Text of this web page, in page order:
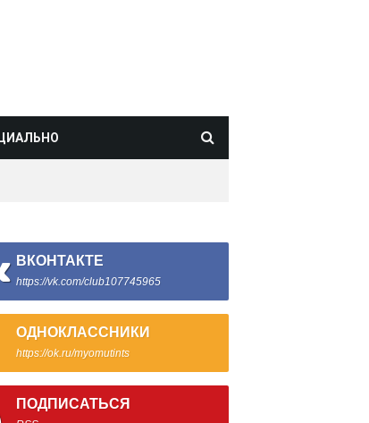
ВКОНТАКТЕ
https://vk.com/club107745965
ОДНОКЛАССНИКИ
https://ok.ru/myomutints
ПОДПИСАТЬСЯ